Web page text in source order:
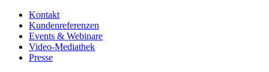
Kontakt
Kundenreferenzen
Events & Webinare
Video-Mediathek
Presse